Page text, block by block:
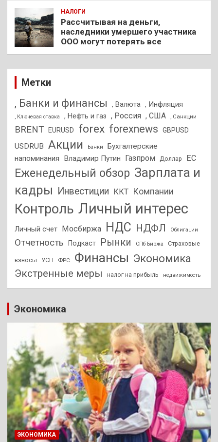
НАЛОГИ
Рассчитывая на деньги,
наследники умершего участника
ООО могут потерять все
Метки
, Банки и финансы , Валюта , Инфляция
, Ключевая ставка , Нефть и газ , Россия , США , Санкции
BRENT EURUSD forex forexnews GBPUSD
USDRUB Акции Банки
Бухгалтерские
напоминания
Владимир Путин Газпром Доллар ЕС
Еженедельный обзор Зарплата и
кадры
Инвестиции ККТ Компании
Контроль Личный интерес
Личный счет Мосбиржа НДС НДФЛ Облигации
Отчетность Подкаст Рынки СПб Биржа Страховые
взносы УСН ФРС Финансы Экономика
Экстренные меры налог на прибыль недвижимость
Экономика
ЭКОНОМИКА